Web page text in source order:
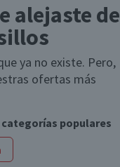
alejaste de
ya no existe. Pero,
ofertas más
populares